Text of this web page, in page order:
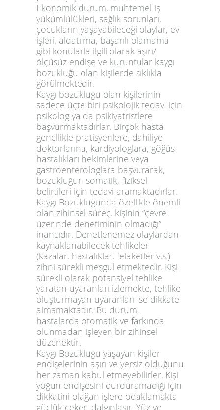
Ekonomik durum, muhtemel iş
yükümlülükleri, sağlık sorunları,
çocukların yaşayabileceği olaylar, ev
işleri, aldatılma, başarılı olamama
gibi konularla ilgili olarak aşırı/
ölçüsüz endişe ve kuruntular kaygı
bozukluğu olan kişilerde sıklıkla
görülmektedir.
Kaygı bozukluğu olan kişilerinin
sadece üçte biri psikolojik tedavi için
psikolog ya da psikiyatristlere
başvurmaktadırlar. Birçok hasta
genellikle pratisyenlere, dahiliye
doktorlarına, kardiyologlara, göğüs
hastalıkları hekimlerine veya
gastroenterologlara başvurarak,
bozukluğun somatik, fiziksel
belirtileri için tedavi aramaktadırlar.
Kaygı Bozukluğunda özellikle önemli
olan zihinsel süreç, kişinin “çevre
üzerinde denetiminin olmadığı”
inancıdır. Denetlenemez olaylardan
kaynaklanabilecek tehlikeler
(kazalar, hastalıklar, felaketler v.s.)
zihni sürekli meşgul etmektedir. Kişi
sürekli olarak potansiyel tehlike
yaratan uyaranları izlemekte, tehlike
oluşturmayan uyaranları ise dikkate
almamaktadır. Bu durum,
hastalarda otomatik ve farkında
olunmadan işleyen bir zihinsel
düzenektir.
Kaygı Bozukluğu yaşayan kişiler
endişelerinin aşırı ve yersiz olduğunu
her zaman kabul etmeyebilirler. Kişi
yoğun endişesini durduramadığı için
dikkatini olağan işlere odaklamakta
güçlük çeker, dalgınlaşır. Yüz ve